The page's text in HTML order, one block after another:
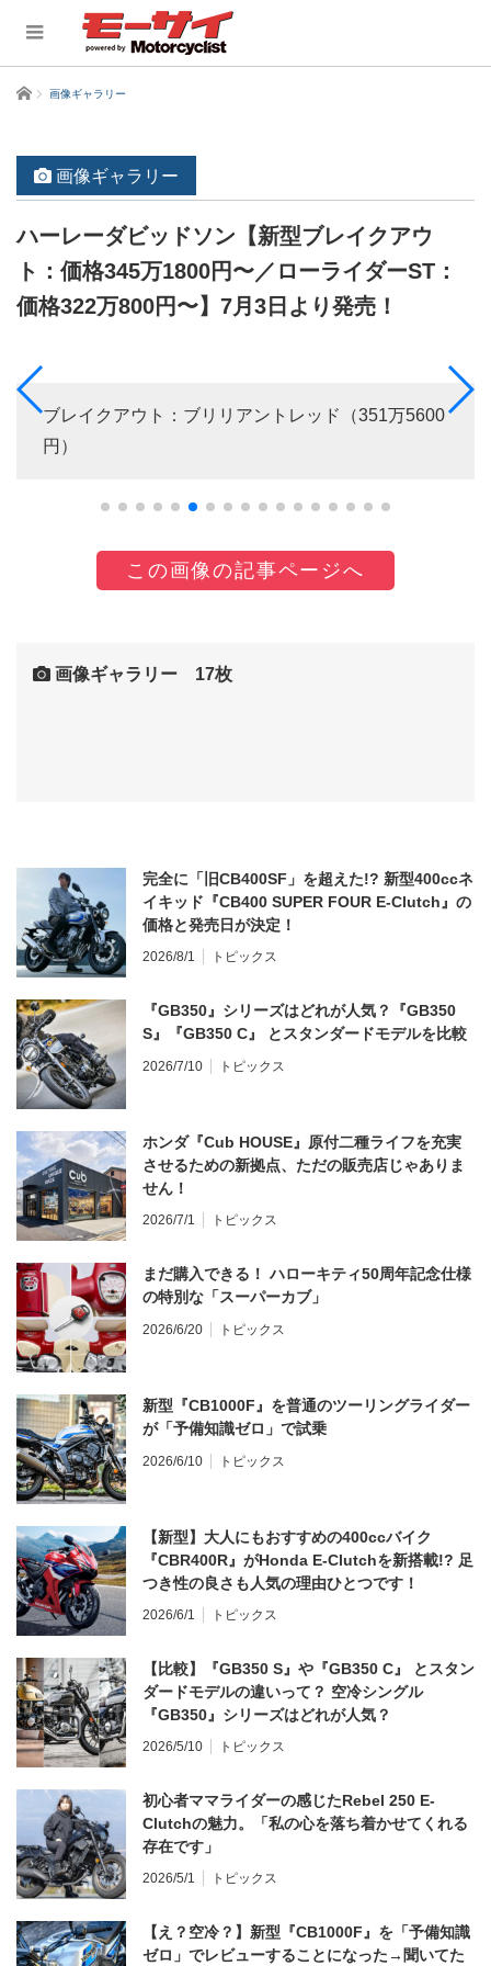
ホーム 画像ギャラリー
画像ギャラリー
ハーレーダビッドソン【新型ブレイクアウ
ト：価格345万1800円〜／ローライダーST：
価格322万800円〜】7月3日より発売！
ブレイクアウト：ブリリアントレッド（351万5600
円）
この画像の記事ページへ
画像ギャラリー 17枚
完全に「旧CB400SF」を超えた!? 新型400ccネ
イキッド『CB400 SUPER FOUR E-Clutch』の
価格と発売日が決定！
2026/8/1 トピックス
『GB350』シリーズはどれが人気？『GB350
S』『GB350 C』 とスタンダードモデルを比較
2026/7/10 トピックス
ホンダ『Cub HOUSE』原付二種ライフを充実
させるための新拠点、ただの販売店じゃありま
せん！
2026/7/1 トピックス
まだ購入できる！ ハローキティ50周年記念仕様
の特別な「スーパーカブ」
2026/6/20 トピックス
新型『CB1000F』を普通のツーリングライダー
が「予備知識ゼロ」で試乗
2026/6/10 トピックス
【新型】大人にもおすすめの400ccバイク
『CBR400R』がHonda E-Clutchを新搭載!? 足
つき性の良さも人気の理由ひとつです！
2026/6/1 トピックス
【比較】『GB350 S』や『GB350 C』 とスタン
ダードモデルの違いって？ 空冷シングル
『GB350』シリーズはどれが人気？
2026/5/10 トピックス
初心者ママライダーの感じたRebel 250 E-
Clutchの魅力。「私の心を落ち着かせてくれる
存在です」
2026/5/1 トピックス
【え？空冷？】新型『CB1000F』を「予備知識
ゼロ」でレビューすることになった→聞いてた